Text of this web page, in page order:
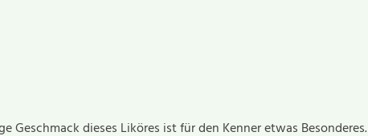
dieses Liköres ist für den Kenner etwas Besonderes.